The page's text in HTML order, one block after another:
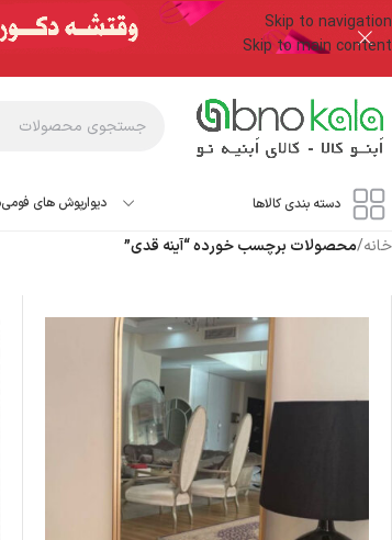
Skip to navigation
Skip to main content
دسته بندی کالاها دیوارپوش های فومی
خانه/محصولات برچسب خورده “آینه قدی”